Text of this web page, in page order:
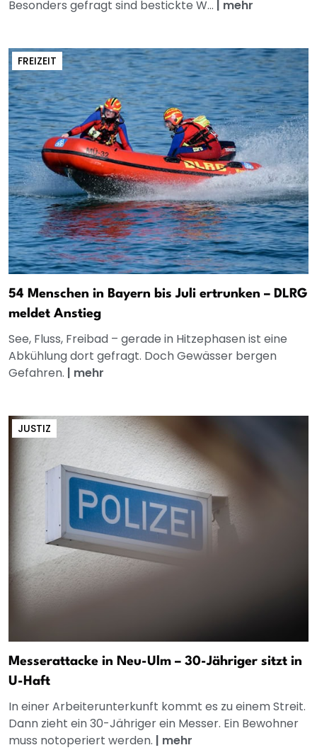
Besonders gefragt sind bestickte W... mehr
FREIZEIT
54 Menschen in Bayern bis Juli ertrunken – DLRG
meldet Anstieg
See, Fluss, Freibad – gerade in Hitzephasen ist eine
Abkühlung dort gefragt. Doch Gewässer bergen
Gefahren. | mehr
JUSTIZ
Messerattacke in Neu-Ulm – 30-Jähriger sitzt in
U-Haft
In einer Arbeiterunterkunft kommt es zu einem Streit.
Dann zieht ein 30-Jähriger ein Messer. Ein Bewohner
muss notoperiert werden. | mehr